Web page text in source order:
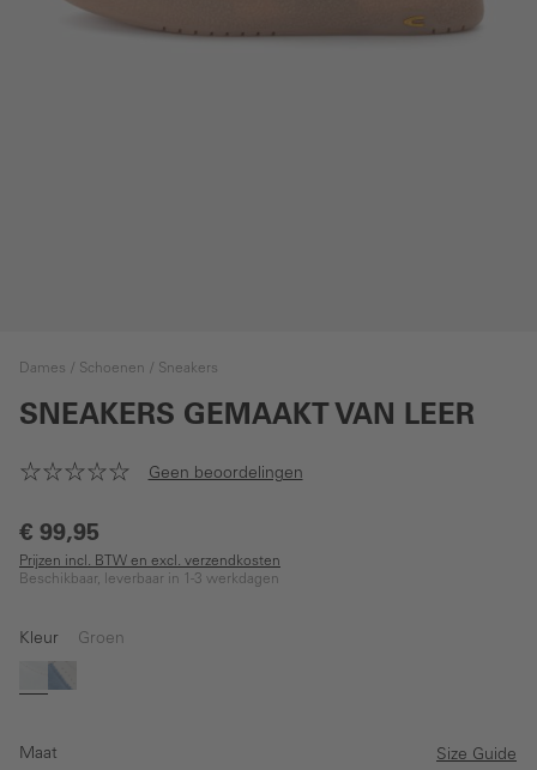
Dames Schoenen Sneakers
SNEAKERS GEMAAKT VAN LEER
Geen beoordelingen
€ 99,95
Prijzen incl. BTW en excl. verzendkosten
Beschikbaar, leverbaar in 1-3 werkdagen
Kleur Groen
Groen
Wit
Maat Size Guide